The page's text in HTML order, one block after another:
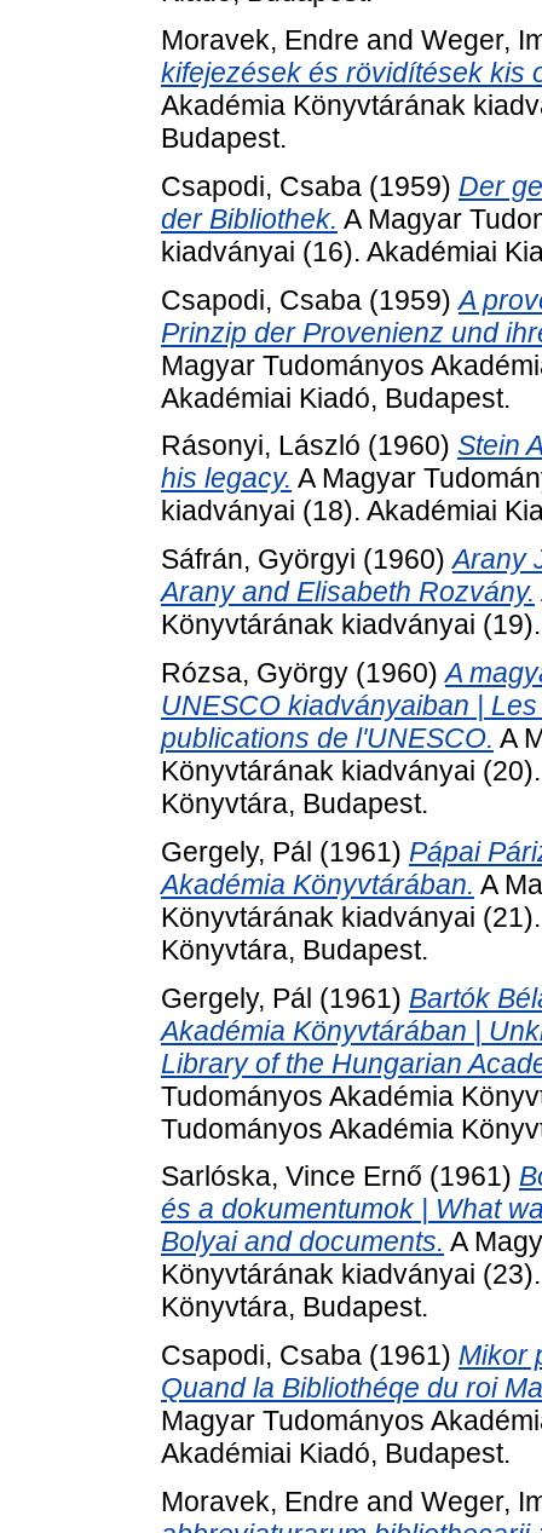
Moravek, Endre and Weger,
kifejezések és rövidítések kis
Akadémia Könyvtárának
Budapest.
Csapodi, Csaba (1959) Der
der Bibliothek. A Magyar
kiadványai (16). Akadémiai
Csapodi, Csaba (1959)A
Prinzip der Provenienz und
Magyar Tudományos
Akadémiai Kiadó, Budapest.
Rásonyi, László (1960) Stein
his legacy. A Magyar
kiadványai (18). Akadémiai
Sáfrán, Györgyi (1960)Arany
Arany and Elisabeth Rozvány.
Könyvtárának kiadványai
Rózsa, György (1960)A
UNESCO kiadványaiban |
publications de l'UNESCO. A
Könyvtárának kiadványai
Könyvtára, Budapest.
Gergely, Pál (1961) Pápai
Akadémia Könyvtárában. A
Könyvtárának kiadványai
Könyvtára, Budapest.
Gergely, Pál (1961) Bartók
Akadémia Könyvtárában |
Library of the Hungarian
Tudományos Akadémia
Tudományos Akadémia
Sarlóska, Vince Ernő (1961)
és a dokumentumok | What
Bolyai and documents. A
Könyvtárának kiadványai
Könyvtára, Budapest.
Csapodi, Csaba (1961) Mikor
Quand la Bibliothéqe du roi
Magyar Tudományos
Akadémiai Kiadó, Budapest.
Moravek, Endre and Weger,